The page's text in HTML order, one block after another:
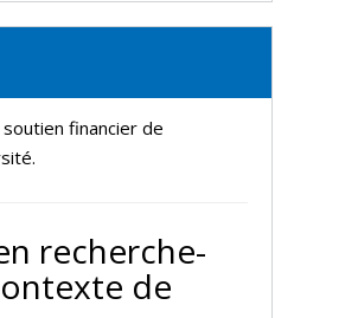
financier de
recherche-
de